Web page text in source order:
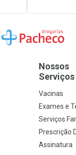
Ir para a Home
Nossos
Serviços
Vacinas
Exames e
Serviços
Prescrição
Assinatura